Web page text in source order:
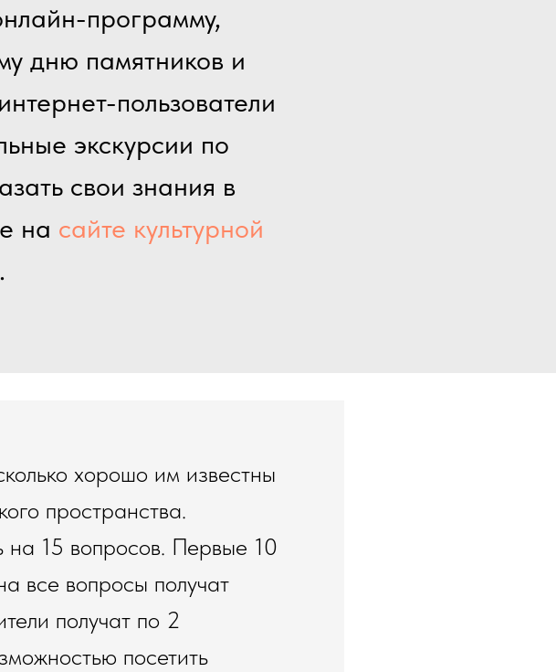
программу,
дню памятников и
пользователи
экскурсии по
свои знания в
на сайте культурной
.
хорошо им известны
пространства.
на 15 вопросов. Первые 10
все вопросы получат
получат по 2
посетить